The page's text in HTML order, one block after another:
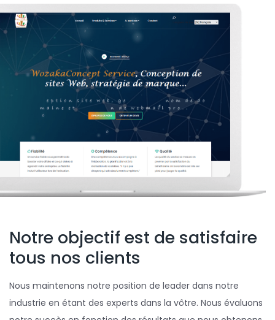
Notre objectif est de satisfaire
tous nos clients
Nous maintenons notre position de leader dans notre
industrie en étant des experts dans la vôtre. Nous évaluons